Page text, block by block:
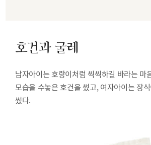
호건과 굴레
남자아이는 호랑이처럼 씩씩하길 바라는 마
모습을 수놓은 호건을 썼고, 여자아이는 장
썼다.